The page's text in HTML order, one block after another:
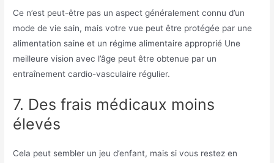
Ce n’est peut-être pas un aspect généralement connu d’un
mode de vie sain, mais votre vue peut être protégée par une
alimentation saine et un régime alimentaire approprié Une
meilleure vision avec l’âge peut être obtenue par un
entraînement cardio-vasculaire régulier.
7. Des frais médicaux moins
élevés
Cela peut sembler un jeu d’enfant, mais si vous restez en